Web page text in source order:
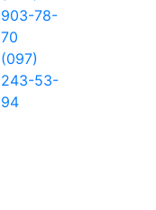
903-78-
70
(097)
243-53-
94